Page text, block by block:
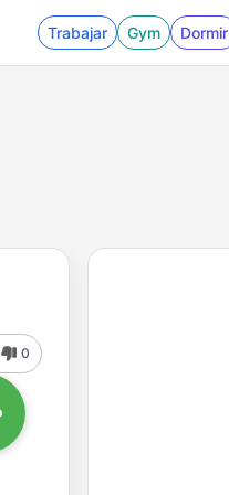
Trabajar Gym Dormir
0